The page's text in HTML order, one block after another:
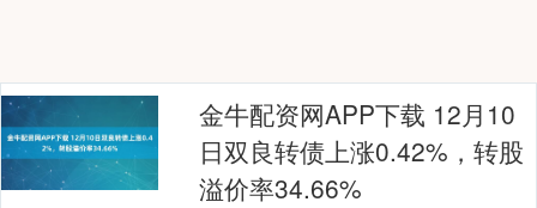
金牛配资网APP下载 12月10
日双良转债上涨0.42%，转股
溢价率34.66%